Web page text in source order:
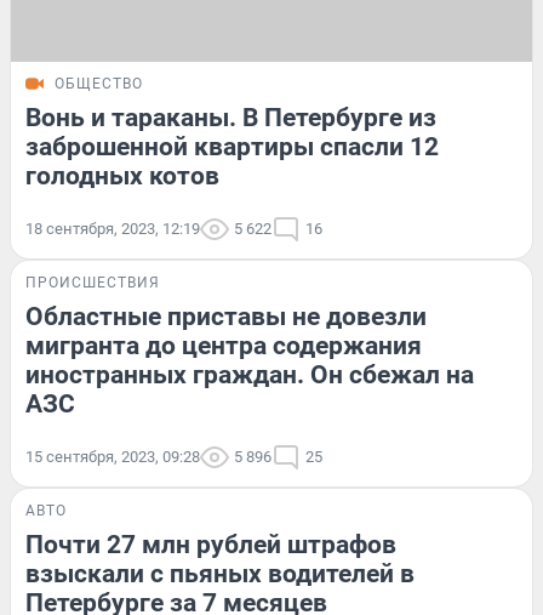
ОБЩЕСТВО
Вонь и тараканы. В Петербурге из
заброшенной квартиры спасли 12
голодных котов
18 сентября, 2023, 12:19 5 622 16
ПРОИСШЕСТВИЯ
Областные приставы не довезли
мигранта до центра содержания
иностранных граждан. Он сбежал на
АЗС
15 сентября, 2023, 09:28 5 896 25
АВТО
Почти 27 млн рублей штрафов
взыскали с пьяных водителей в
Петербурге за 7 месяцев